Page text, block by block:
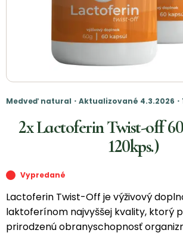
Medveď natural・Aktualizované 4.3.2026・
2x Lactoferin Twist-off
120kps.)
Vypredané
Lactoferin Twist-Off je výživový
laktoferínom najvyššej kvality, ktorý
prirodzenú obranyschopnosť